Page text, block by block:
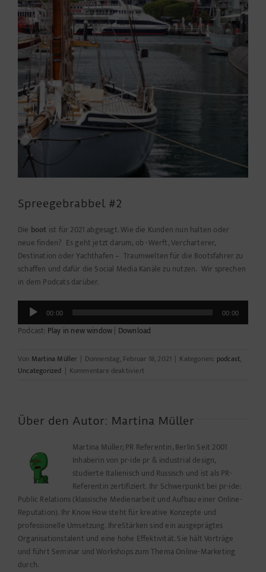
Spreegebrabbel #2
Die boot ist für 2021 abgesagt. Wie die Kunden nun halten oder
neue finden? Es geht jetzt darum, ob -Werft, Vercharterer,
Destination oder Yachthafen – Traumwelten für die Bootsfahrer zu
schaffen und dafür die Social Media Kanäle zu nutzen. Wir sprechen
in dem Podcats darüber.
Audio-
Player
00:00 00:00
Podcast: Play in new window Download
Von Martina Müller | Donnerstag, Februar 18, 2021 | Kategorien: podcast,
Uncategorized | Kommentare deaktiviertfür
Über den Autor: Martina Müller
Martina Müller; PR Referentin, Berlin Seit 2001
Inhaberin von pr-ide pr & industrial design,
studierte Italienisch und Russisch und ist als PR-
Referentin zertifiziert. Ihr Schwerpunkt bei pr-ide:
Public Relations (klassische Medienarbeit und Aufbau einer Online-
Reputation). Ihr Know How steht für kreative Konzepte und
professionelle Umsetzung. IhreStärken sind ein ausgeprägtes
Organisationstalent und eine hohe Effektivität. Sie hält Vorträge
und führt Seminar und Workshops zum Thema Online-Marketing
durch.